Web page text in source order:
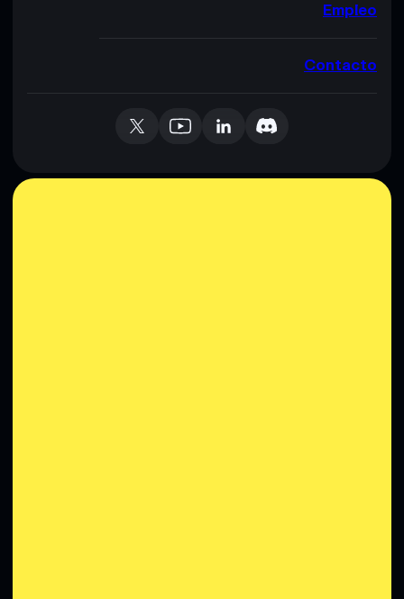
Empleo
Contacto